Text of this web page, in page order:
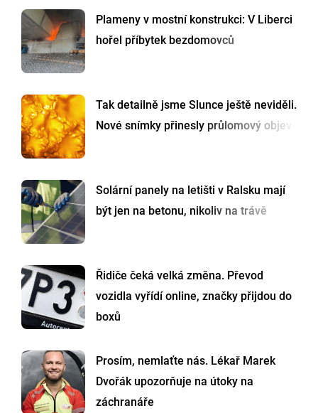
Plameny v mostní konstrukci: V Liberci
hořel příbytek bezdomovců
Tak detailně jsme Slunce ještě neviděli.
Nové snímky přinesly průlomový objev
Solární panely na letišti v Ralsku mají
být jen na betonu, nikoliv na trávě
Řidiče čeká velká změna. Převod
vozidla vyřídí online, značky přijdou do
boxů
Prosím, nemlaťte nás. Lékař Marek
Dvořák upozorňuje na útoky na
záchranáře